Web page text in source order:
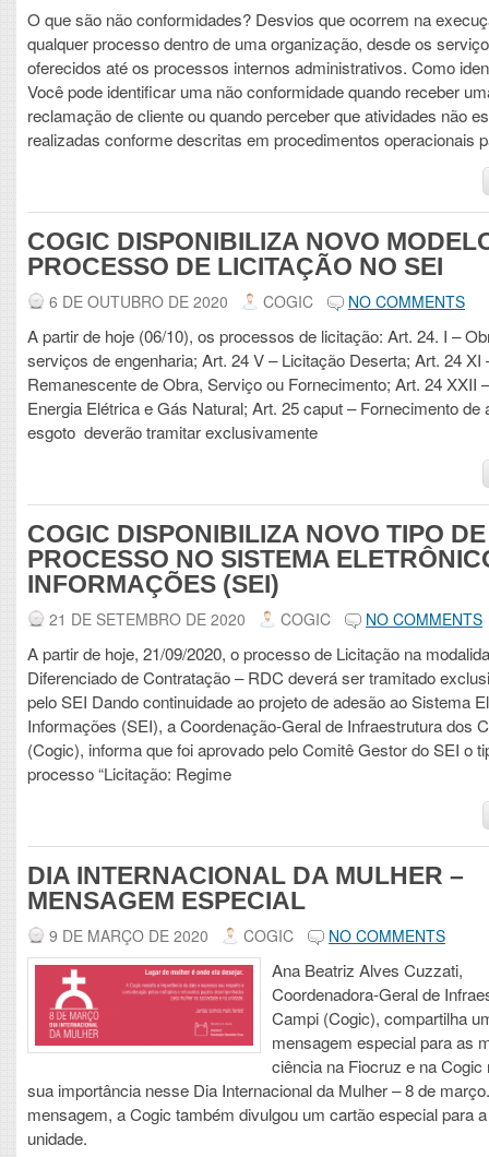
O que são não conformidades? Desvios que ocorrem na
qualquer processo dentro de uma organização, desde os
oferecidos até os processos internos administrativos. Como
Você pode identificar uma não conformidade quando receber
reclamação de cliente ou quando perceber que atividades não
realizadas conforme descritas em procedimentos operacionais
COGIC DISPONIBILIZA NOVO
PROCESSO DE LICITAÇÃO NO SEI
6 DE OUTUBRO DE 2020 COGIC NO COMMENTS
A partir de hoje (06/10), os processos de licitação: Art. 24. I –
serviços de engenharia; Art. 24 V – Licitação Deserta; Art. 24 XI
Remanescente de Obra, Serviço ou Fornecimento; Art. 24 XXII
Energia Elétrica e Gás Natural; Art. 25 caput – Fornecimento de
esgoto deverão tramitar exclusivamente
COGIC DISPONIBILIZA NOVO TIPO DE
PROCESSO NO SISTEMA
INFORMAÇÕES (SEI)
21 DE SETEMBRO DE 2020 COGIC NO COMMENTS
A partir de hoje, 21/09/2020, o processo de Licitação na
Diferenciado de Contratação – RDC deverá ser tramitado
pelo SEI Dando continuidade ao projeto de adesão ao Sistema
Informações (SEI), a Coordenação-Geral de Infraestrutura dos
(Cogic), informa que foi aprovado pelo Comitê Gestor do SEI o
processo “Licitação: Regime
DIA INTERNACIONAL DA MULHER –
MENSAGEM ESPECIAL
9 DE MARÇO DE 2020 COGIC NO COMMENTS
Ana Beatriz Alves Cuzzati,
Coordenadora-Geral de
Campi (Cogic), compartilha
mensagem especial para as
ciência na Fiocruz e na Cogic
sua importância nesse Dia Internacional da Mulher – 8 de
mensagem, a Cogic também divulgou um cartão especial para
unidade.